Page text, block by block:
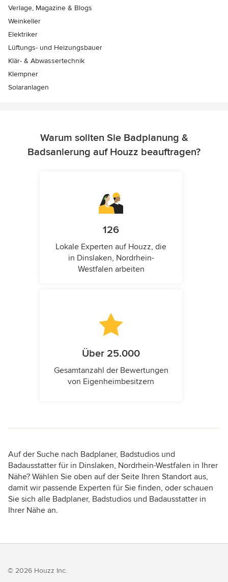
Verlage, Magazine & Blogs
Weinkeller
Elektriker
Lüftungs- und Heizungsbauer
Klär- & Abwassertechnik
Klempner
Solaranlagen
Warum sollten Sie Badplanung &
Badsanierung auf Houzz beauftragen?
126
Lokale Experten auf Houzz, die
in Dinslaken, Nordrhein-
Westfalen arbeiten
Über 25.000
Gesamtanzahl der Bewertungen
von Eigenheimbesitzern
Auf der Suche nach Badplaner, Badstudios und
Badausstatter für in Dinslaken, Nordrhein-Westfalen in Ihrer
Nähe? Wählen Sie oben auf der Seite Ihren Standort aus,
damit wir passende Experten für Sie finden, oder schauen
Sie sich alle Badplaner, Badstudios und Badausstatter in
Ihrer Nähe an.
© 2026 Houzz Inc.